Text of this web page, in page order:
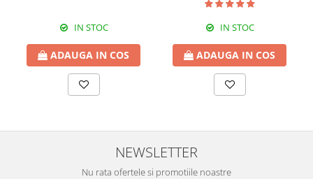
IN STOC
ADAUGA IN COS
IN STOC
ADAUGA IN COS
NEWSLETTER
Nu rata ofertele si promotiile noastre